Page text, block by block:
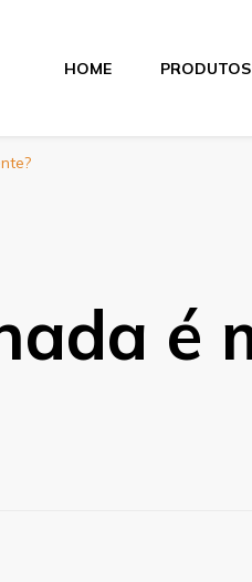
Fitas
HOME PRODUTOS
é